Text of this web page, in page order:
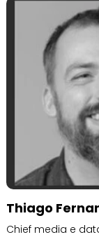
Thiago
Chief media e